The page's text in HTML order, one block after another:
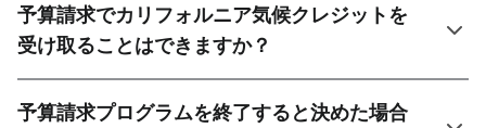
予算請求でカリフォルニア気候クレジットを
受け取ることはできますか？
予算請求プログラムを終了すると決めた場合